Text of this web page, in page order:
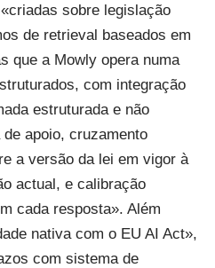
sobre legislação
de retrieval baseados em
que a Mowly opera numa
com integração
estruturada e não
apoio, cruzamento
a versão da lei em vigor à
actual, e calibração
cada resposta». Além
nativa com o EU AI Act»,
com sistema de